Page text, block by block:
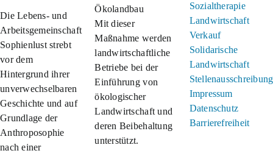
Die Lebens- und
Arbeitsgemeinschaft
Sophienlust strebt
vor dem
Hintergrund ihrer
unverwechselbaren
Geschichte und auf
Grundlage der
Anthroposophie
nach einer
Ökolandbau
Mit dieser
Maßnahme werden
landwirtschaftliche
Betriebe bei der
Einführung von
ökologischer
Landwirtschaft und
deren Beibehaltung
unterstützt.
Sozialtherapie
Landwirtschaft
Verkauf
Solidarische
Landwirtschaft
Impressum
Datenschutz
Barrierefreiheit